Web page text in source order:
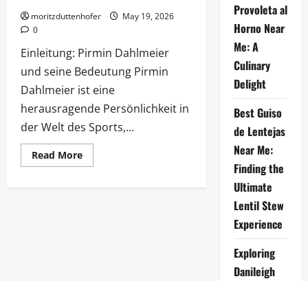
moritzduttenhofer
May 19, 2026
0
Einleitung: Pirmin Dahlmeier
und seine Bedeutung Pirmin
Dahlmeier ist eine
herausragende Persönlichkeit in
der Welt des Sports,...
Read MoreRead
more
Provoleta al
Horno Near
Me: A
Culinary
Delight
Best Guiso
de Lentejas
Near Me:
Finding the
Ultimate
Lentil Stew
Experience
Exploring
Danileigh